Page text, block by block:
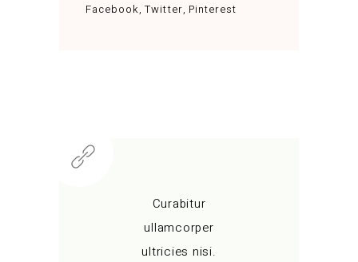
Facebook Twitter Pinterest
Curabitur
ullamcorper
ultricies nisi.